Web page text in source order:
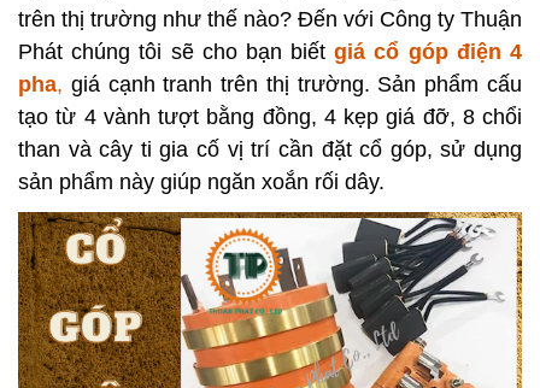
trên thị trường như thế nào? Đến với Công ty Thuận
Phát chúng tôi sẽ cho bạn biết giá cổ góp điện 4
pha, giá cạnh tranh trên thị trường. Sản phẩm cấu
tạo từ 4 vành tượt bằng đồng, 4 kẹp giá đỡ, 8 chổi
than và cây ti gia cố vị trí cần đặt cổ góp, sử dụng
sản phẩm này giúp ngăn xoắn rối dây.